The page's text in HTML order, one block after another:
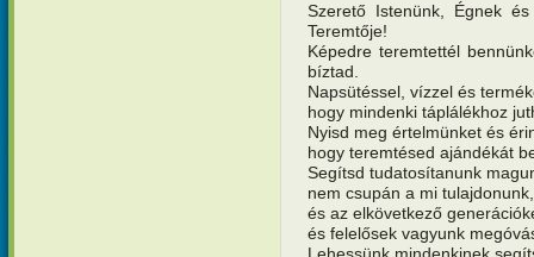
Szerető Istenünk, Égnek
Teremtője!
Képedre teremtettél
bíztad.
Napsütéssel, vízzel és
hogy mindenki táplálékhoz
Nyisd meg értelmünket és
hogy teremtésed ajándékát
Segítsd tudatosítanunk
nem csupán a mi
és az elkövetkező
és felelősek vagyunk